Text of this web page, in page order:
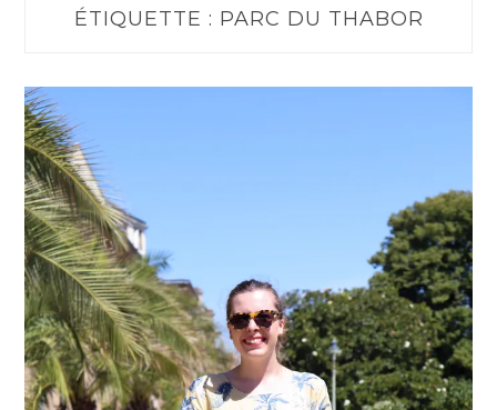
ÉTIQUETTE : PARC DU THABOR